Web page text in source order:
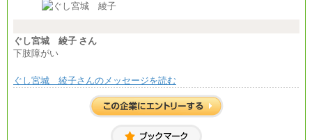
ます。
の各種手当を含む金額です）
ぐし宮城 綾子 さん
下肢障がい
ぐし宮城 綾子さんのメッセージを読む